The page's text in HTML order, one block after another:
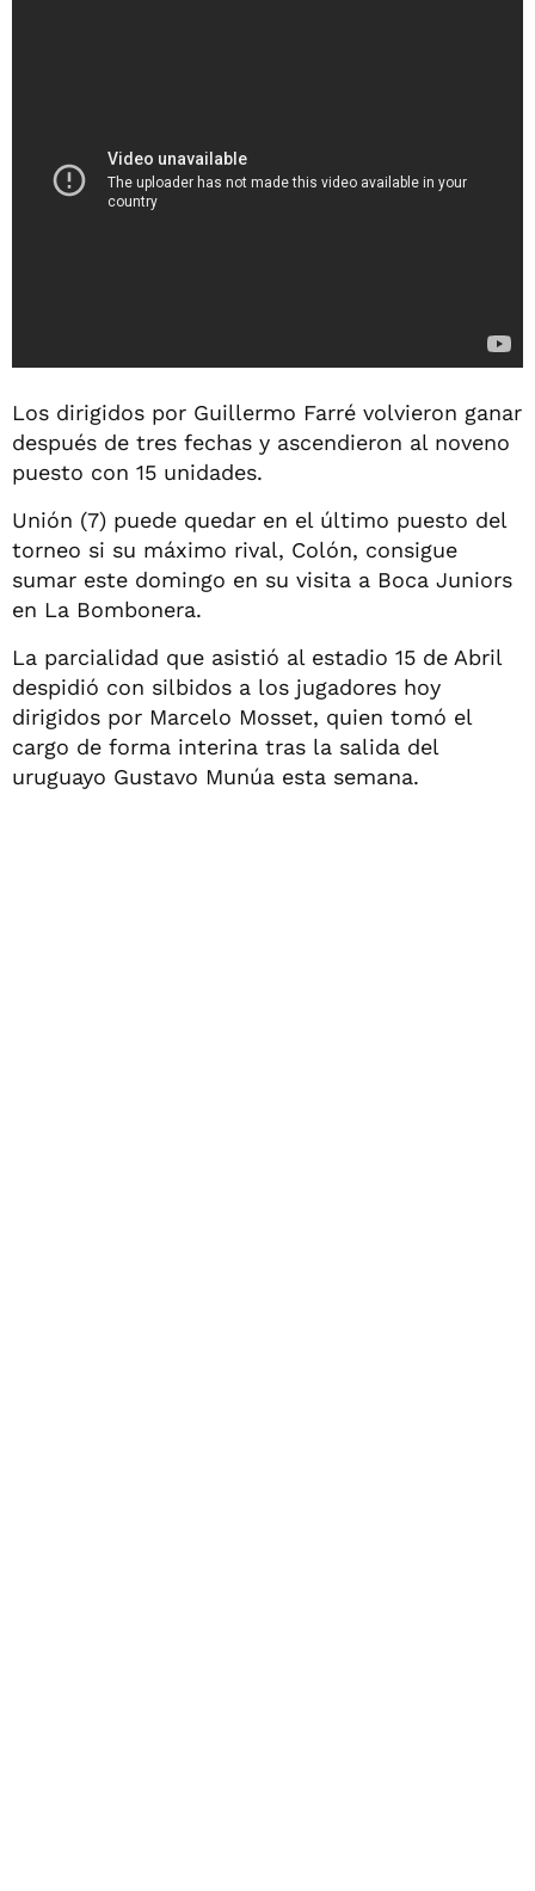
Los dirigidos por Guillermo Farré volvieron ganar
después de tres fechas y ascendieron al noveno
puesto con 15 unidades.
Unión (7) puede quedar en el último puesto del
torneo si su máximo rival, Colón, consigue
sumar este domingo en su visita a Boca Juniors
en La Bombonera.
La parcialidad que asistió al estadio 15 de Abril
despidió con silbidos a los jugadores hoy
dirigidos por Marcelo Mosset, quien tomó el
cargo de forma interina tras la salida del
uruguayo Gustavo Munúa esta semana.